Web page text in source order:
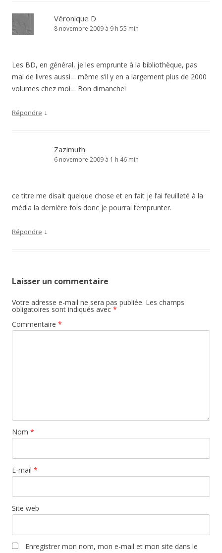
Véronique D
8 novembre 2009 à 9 h 55 min
Les BD, en général, je les emprunte à la bibliothèque, pas
mal de livres aussi… même s’il y en a largement plus de 2000
volumes chez moi… Bon dimanche!
Répondre ↓
Zazimuth
6 novembre 2009 à 1 h 46 min
ce titre me disait quelque chose et en fait je l’ai feuilleté à la
média la dernière fois donc je pourrai l’emprunter.
Répondre ↓
Laisser un commentaire
Votre adresse e-mail ne sera pas publiée. Les champs
obligatoires sont indiqués avec *
Commentaire *
Nom *
E-mail *
Site web
Enregistrer mon nom, mon e-mail et mon site dans le